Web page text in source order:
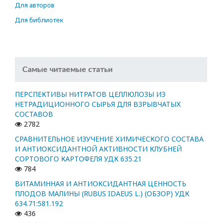
Для авторов
Для библиотек
Самые читаемые статьи
ПЕРСПЕКТИВЫ НИТРАТОВ ЦЕЛЛЮЛОЗЫ ИЗ
НЕТРАДИЦИОННОГО СЫРЬЯ ДЛЯ ВЗРЫВЧАТЫХ
СОСТАВОВ
2782
СРАВНИТЕЛЬНОЕ ИЗУЧЕНИЕ ХИМИЧЕСКОГО СОСТАВА
И АНТИОКСИДАНТНОЙ АКТИВНОСТИ КЛУБНЕЙ
СОРТОВОГО КАРТОФЕЛЯ УДК 635.21
784
ВИТАМИННАЯ И АНТИОКСИДАНТНАЯ ЦЕННОСТЬ
ПЛОДОВ МАЛИНЫ (RUBUS IDAEUS L.) (ОБЗОР) УДК
634.71:581.192
436